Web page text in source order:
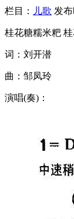
栏目： 儿歌 发
桂花糖糯米粑
词：刘开潜
曲：邹凤玲
演唱(奏)：